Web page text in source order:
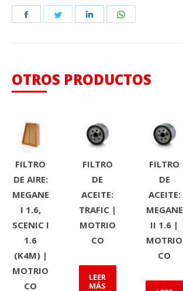
Share
Share
Share
OTROS PRODUCTOS
FILTRO
DE AIRE:
MEGANE
I 1.6,
SCENIC I
1.6
(K4M) |
MOTRIO
CO
FILTRO
DE
ACEITE:
TRAFIC |
MOTRIO
CO
LEER
MÁS
FILTRO
DE
ACEITE:
MEGANE
II 1.6 |
MOTRIO
CO